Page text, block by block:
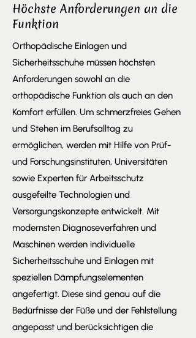
Höchste Anforderungen an die
Funktion
Orthopädische Einlagen und
Sicherheitsschuhe müssen höchsten
Anforderungen sowohl an die
orthopädische Funktion als auch an den
Komfort erfüllen. Um schmerzfreies Gehen
und Stehen im Berufsalltag zu
ermöglichen, werden mit Hilfe von Prüf-
und Forschungsinstituten, Universitäten
sowie Experten für Arbeitsschutz
ausgefeilte Technologien und
Versorgungskonzepte entwickelt. Mit
modernsten Diagnoseverfahren und
Maschinen werden individuelle
Sicherheitsschuhe und Einlagen mit
speziellen Dämpfungselementen
angefertigt. Diese sind genau auf die
Bedürfnisse der Füße und der Fehlstellung
angepasst und berücksichtigen die